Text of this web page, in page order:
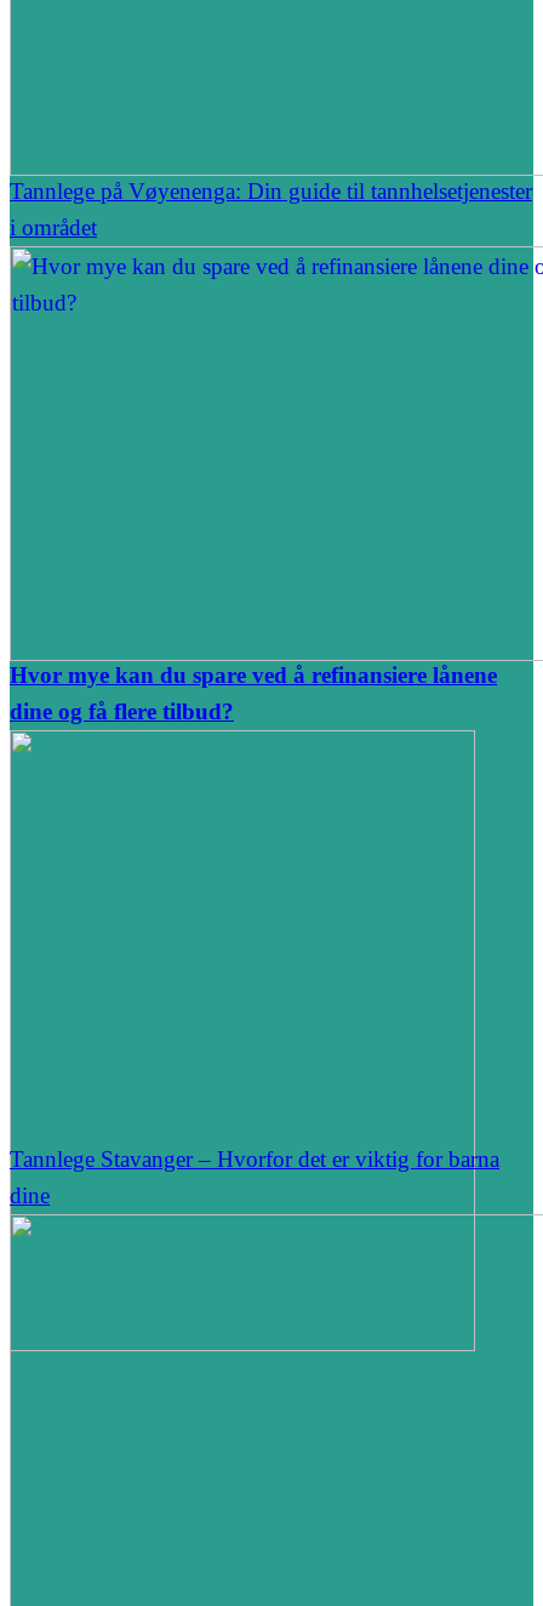
Tannlege på Vøyenenga: Din guide til tannhelsetjenester
i området
Hvor mye kan du spare ved å refinansiere lånene
dine og få flere tilbud?
Tannlege Stavanger – Hvorfor det er viktig for barna
dine